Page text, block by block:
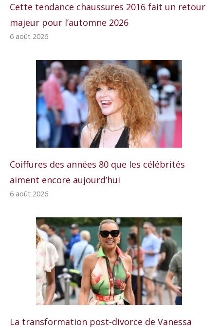
Cette tendance chaussures 2016 fait un retour
majeur pour l’automne 2026
6 août 2026
Coiffures des années 80 que les célébrités
aiment encore aujourd’hui
6 août 2026
La transformation post-divorce de Vanessa